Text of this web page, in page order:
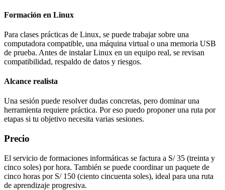
Formación en Linux
Para clases prácticas de Linux, se puede trabajar sobre una
computadora compatible, una máquina virtual o una memoria USB
de prueba. Antes de instalar Linux en un equipo real, se revisan
compatibilidad, respaldo de datos y riesgos.
Alcance realista
Una sesión puede resolver dudas concretas, pero dominar una
herramienta requiere práctica. Por eso puedo proponer una ruta por
etapas si tu objetivo necesita varias sesiones.
Precio
El servicio de formaciones informáticas se factura a S/ 35 (treinta y
cinco soles) por hora. También se puede coordinar un paquete de
cinco horas por S/ 150 (ciento cincuenta soles), ideal para una ruta
de aprendizaje progresiva.